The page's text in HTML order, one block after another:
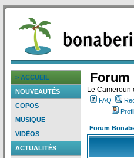
> ACCUEIL
NOUVEAUTÉS
COPOS
MUSIQUE
VIDÉOS
ACTUALITÉS
Forum
Le Cameroun
FAQ
Profil
Forum